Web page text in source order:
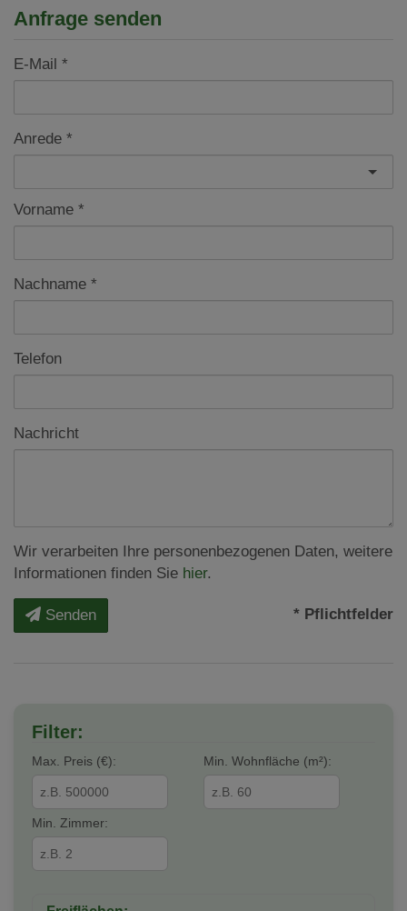
Anfrage senden
E-Mail
Anrede
Vorname
Nachname
Telefon
Nachricht
Wir verarbeiten Ihre personenbezogenen Daten, weitere
Informationen finden Sie hier.
Senden * Pflichtfelder
Filter:
Max. Preis (€): Min. Wohnfläche (m²):
Min. Zimmer: